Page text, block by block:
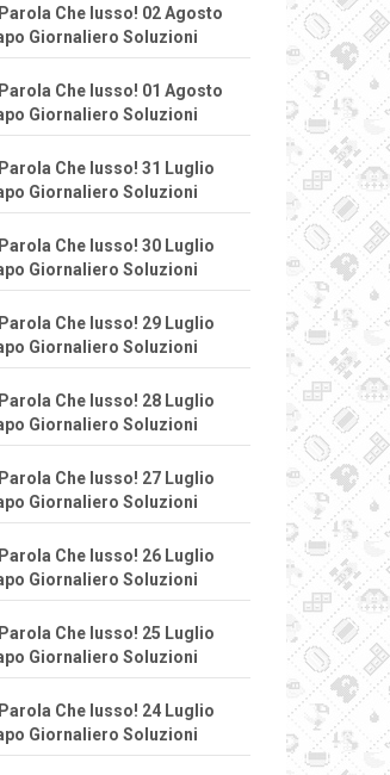
Che lusso! 02 Agosto
Giornaliero Soluzioni
Che lusso! 01 Agosto
Giornaliero Soluzioni
Che lusso! 31 Luglio
Giornaliero Soluzioni
Che lusso! 30 Luglio
Giornaliero Soluzioni
Che lusso! 29 Luglio
Giornaliero Soluzioni
Che lusso! 28 Luglio
Giornaliero Soluzioni
Che lusso! 27 Luglio
Giornaliero Soluzioni
Che lusso! 26 Luglio
Giornaliero Soluzioni
Che lusso! 25 Luglio
Giornaliero Soluzioni
Che lusso! 24 Luglio
Giornaliero Soluzioni